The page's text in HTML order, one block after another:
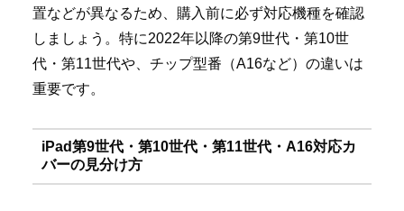
置などが異なるため、購入前に必ず対応機種を確認
しましょう。特に2022年以降の第9世代・第10世
代・第11世代や、チップ型番（A16など）の違いは
重要です。
iPad第9世代・第10世代・第11世代・A16対応カ
バーの見分け方